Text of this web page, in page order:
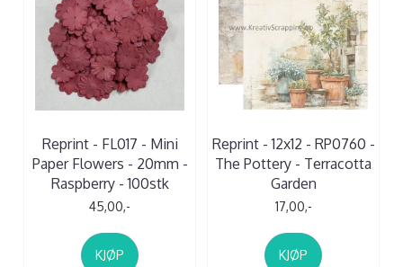
Reprint - FL017 - Mini
Paper Flowers - 20mm -
Raspberry - 100stk
45,00,-
KJØP
Reprint - 12x12 - RP0760 -
The Pottery - Terracotta
Garden
17,00,-
KJØP